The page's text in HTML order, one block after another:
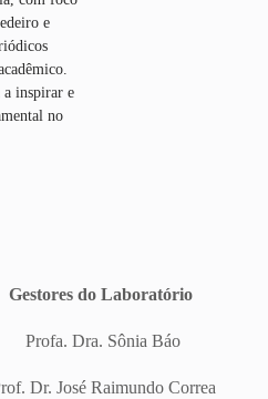
e
a inspirar e
no
Gestores do Laboratório
Profa. Dra. Sônia Báo
Dr. José Raimundo Correa